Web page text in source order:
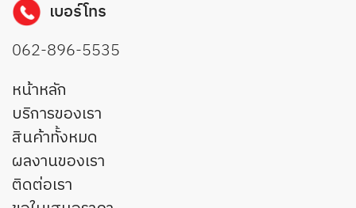
เบอร์โทร
062-896-5535
หน้าหลัก
บริการของเรา
สินค้าทั้งหมด
ผลงานของเรา
ติดต่อเรา